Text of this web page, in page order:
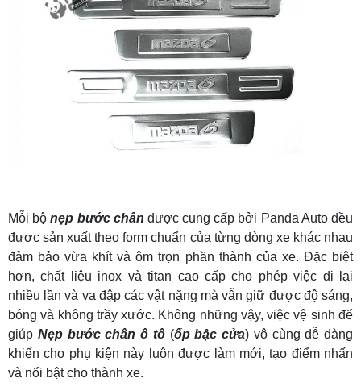
Mỗi bộnẹp bước chân được cung cấp bởi Panda Auto đều
được sản xuất theo form chuẩn của từng dòng xe khác nhau
đảm bảo vừa khít và ôm trọn phần thành của xe. Đặc biệt
hơn, chất liệu inox và titan cao cấp cho phép việc đi lại
nhiều lần và va đập các vật nặng mà vẫn giữ được độ sáng,
bóng và không trầy xước. Không những vậy, việc vệ sinh để
giúp Nẹp bước chân ô tô (ốp bậc cửa) vô cùng dễ dàng
khiến cho phụ kiện này luôn được làm mới, tạo điểm nhấn
và nổi bật cho thành xe.